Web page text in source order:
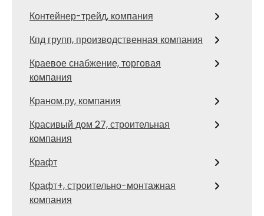
Контейнер-трейд, компания
Кпд групп, производственная компания
Краевое снабжение, торговая
компания
Краном.ру, компания
Красивый дом 27, строительная
компания
Крафт
Крафт+, строительно-монтажная
компания